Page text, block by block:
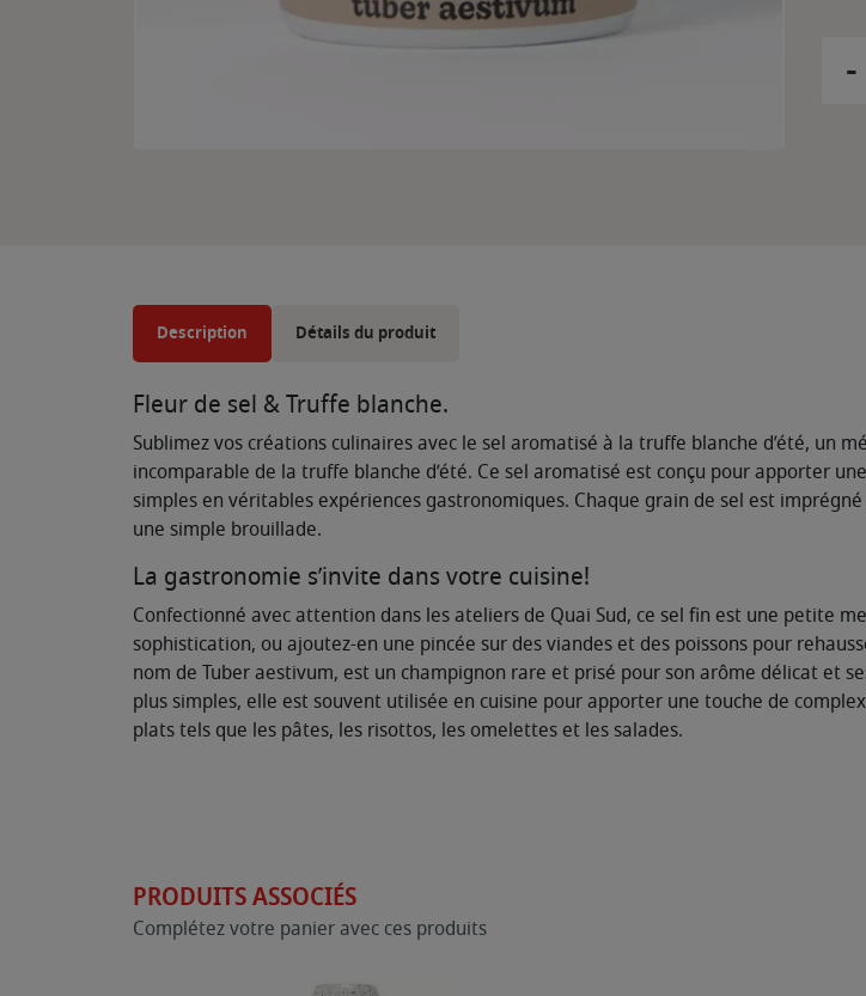
-
Description Détails du produit
Fleur de sel & Truffe blanche.
Sublimez vos créations culinaires avec le sel aromatisé à la truffe blanche d’été, un
incomparable de la truffe blanche d’été. Ce sel aromatisé est conçu pour apporter
simples en véritables expériences gastronomiques. Chaque grain de sel est
une simple brouillade.
La gastronomie s’invite dans votre cuisine!
Confectionné avec attention dans les ateliers de Quai Sud, ce sel fin est une petite
sophistication, ou ajoutez-en une pincée sur des viandes et des poissons pour
nom de Tuber aestivum, est un champignon rare et prisé pour son arôme délicat et
plus simples, elle est souvent utilisée en cuisine pour apporter une touche de
plats tels que les pâtes, les risottos, les omelettes et les salades.
PRODUITS ASSOCIÉS
Complétez votre panier avec ces produits